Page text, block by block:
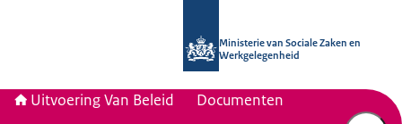
Ministerie van Sociale Zaken en
Werkgelegenheid
Uitvoering Van Beleid Documenten